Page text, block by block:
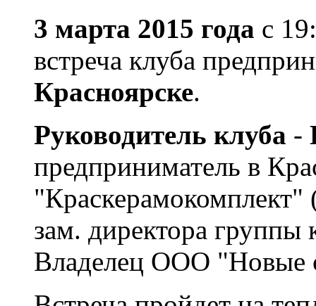
3 марта 2015 года с
встреча клуба
Красноярске.
Руководитель клуба -
предприниматель в
зам. директора
Владелец ООО "Новые